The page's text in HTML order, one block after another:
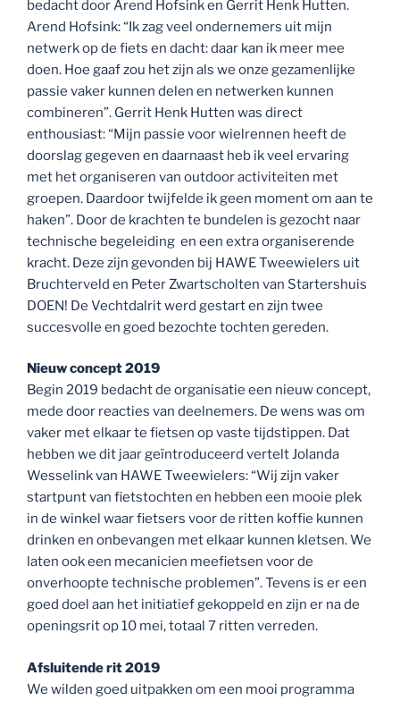
bedacht door Arend Hofsink en Gerrit Henk Hutten.
Arend Hofsink: “Ik zag veel ondernemers uit mijn
netwerk op de fiets en dacht: daar kan ik meer mee
doen. Hoe gaaf zou het zijn als we onze gezamenlijke
passie vaker kunnen delen en netwerken kunnen
combineren”. Gerrit Henk Hutten was direct
enthousiast: “Mijn passie voor wielrennen heeft de
doorslag gegeven en daarnaast heb ik veel ervaring
met het organiseren van outdoor activiteiten met
groepen. Daardoor twijfelde ik geen moment om aan te
haken”. Door de krachten te bundelen is gezocht naar
technische begeleiding en een extra organiserende
kracht. Deze zijn gevonden bij HAWE Tweewielers uit
Bruchterveld en Peter Zwartscholten van Startershuis
DOEN! De Vechtdalrit werd gestart en zijn twee
succesvolle en goed bezochte tochten gereden.
Nieuw concept 2019
Begin 2019 bedacht de organisatie een nieuw concept,
mede door reacties van deelnemers. De wens was om
vaker met elkaar te fietsen op vaste tijdstippen. Dat
hebben we dit jaar geïntroduceerd vertelt Jolanda
Wesselink van HAWE Tweewielers: “Wij zijn vaker
startpunt van fietstochten en hebben een mooie plek
in de winkel waar fietsers voor de ritten koffie kunnen
drinken en onbevangen met elkaar kunnen kletsen. We
laten ook een mecanicien meefietsen voor de
onverhoopte technische problemen”. Tevens is er een
goed doel aan het initiatief gekoppeld en zijn er na de
openingsrit op 10 mei, totaal 7 ritten verreden.
Afsluitende rit 2019
We wilden goed uitpakken om een mooi programma